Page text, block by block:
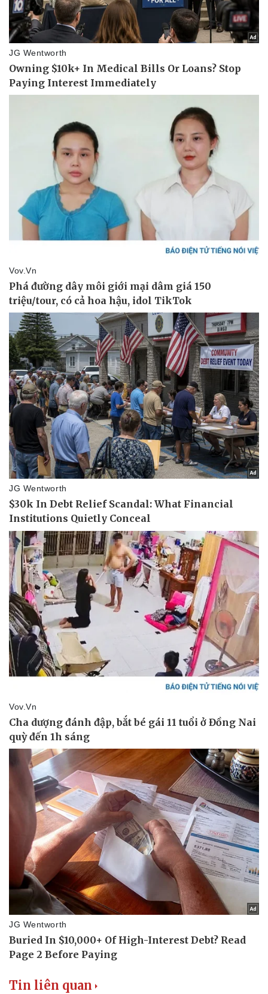
Pháp luật
Vụ án
Tư vấn luật
Quân sự - Quốc phòng
Vũ khí
Phân tích
Tin liên quan